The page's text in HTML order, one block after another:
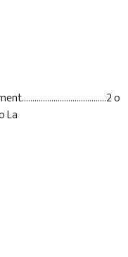
o
La